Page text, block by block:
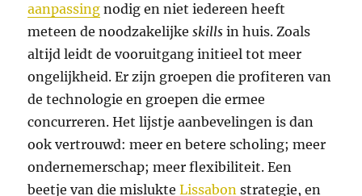
aanpassing nodig en niet iedereen heeft
meteen de noodzakelijkeskills in huis. Zoals
altijd leidt de vooruitgang initieel tot meer
ongelijkheid. Er zijn groepen die profiteren van
de technologie en groepen die ermee
concurreren. Het lijstje aanbevelingen is dan
ook vertrouwd: meer en betere scholing; meer
ondernemerschap; meer flexibiliteit. Een
beetje van die mislukteLissabon strategie, en